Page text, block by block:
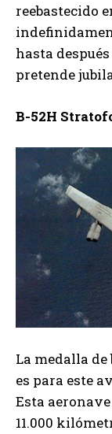
reebastecido
hasta
pretende
B-52H
La medalla
es para este
Esta
11.000